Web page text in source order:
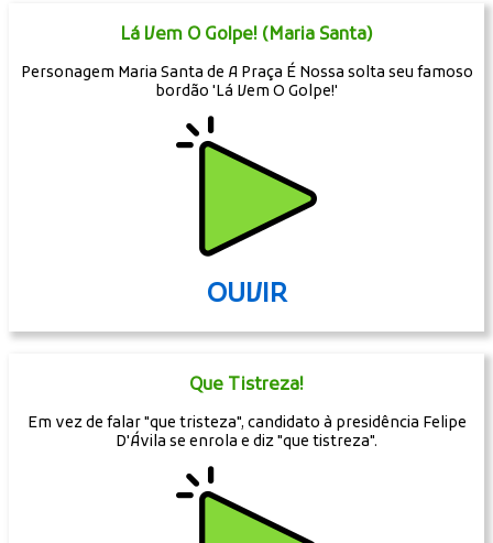
Lá Vem O Golpe! (Maria Santa)
Personagem Maria Santa de A Praça É Nossa solta seu famoso
bordão 'Lá Vem O Golpe!'
OUVIR
Que Tistreza!
Em vez de falar "que tristeza", candidato à presidência Felipe
D'Ávila se enrola e diz "que tistreza".